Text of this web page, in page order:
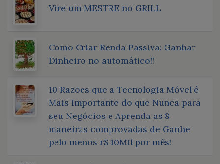
Vire um MESTRE no GRILL
Como Criar Renda Passiva: Ganhar
Dinheiro no automático!!
10 Razões que a Tecnologia Móvel é
Mais Importante do que Nunca para
seu Negócios e Aprenda as 8
maneiras comprovadas de Ganhe
pelo menos r$ 10Mil por mês!